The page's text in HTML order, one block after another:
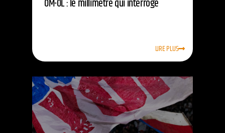
OM-OL : le millimètre qui interroge
LIRE PLUS